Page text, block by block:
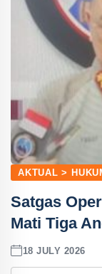
AKTUAL >
Satgas
Mati Tiga
18 JULY 2026